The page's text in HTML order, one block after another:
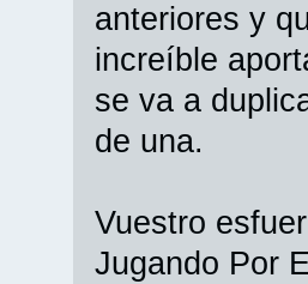
anteriores y
increíble
se va a
de una.
Vuestro
Jugando Por